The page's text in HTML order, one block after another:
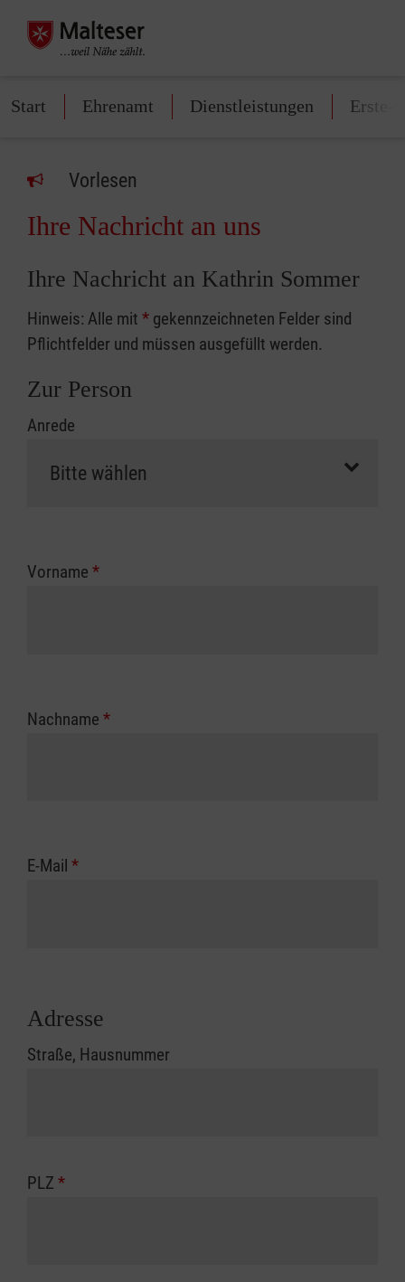
Start Ehrenamt Dienstleistungen Erste-
Vorlesen
Ihre Nachricht an uns
Ihre Nachricht an Kathrin Sommer
Hinweis: Alle mit * gekennzeichneten Felder sind
Pflichtfelder und müssen ausgefüllt werden.
Zur Person
Anrede
Vorname *
Nachname *
E-Mail *
Adresse
Straße, Hausnummer
PLZ *